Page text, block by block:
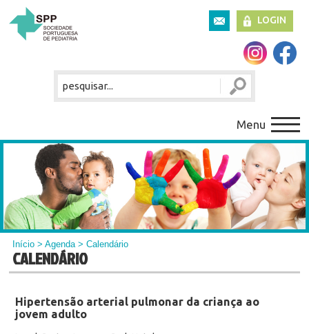
LOGIN
Menu
Início >Agenda> Calendário
CALENDÁRIO
Hipertensão arterial pulmonar da criança ao
jovem adulto